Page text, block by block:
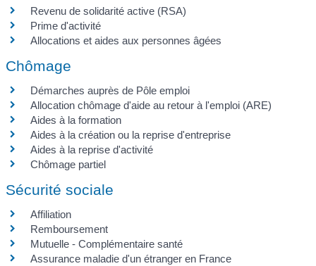
Revenu de solidarité active (RSA)
Prime d'activité
Allocations et aides aux personnes âgées
Chômage
Démarches auprès de Pôle emploi
Allocation chômage d'aide au retour à l'emploi (ARE)
Aides à la formation
Aides à la création ou la reprise d'entreprise
Aides à la reprise d'activité
Chômage partiel
Sécurité sociale
Affiliation
Remboursement
Mutuelle - Complémentaire santé
Assurance maladie d'un étranger en France